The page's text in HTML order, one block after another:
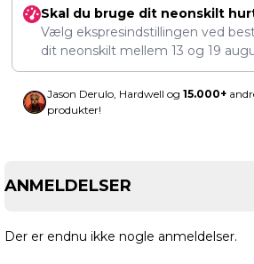
Skal du bruge dit neonskilt
Vælg ekspresindstillingen ved
dit neonskilt mellem 13 og 19
Jason Derulo, Hardwell og 15.000+
produkter!
ANMELDELSER
Der er endnu ikke nogle anmeldelser.